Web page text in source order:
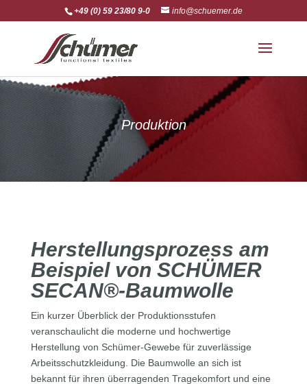
+49 (0) 59 23/80 9-0 info@schuemer.de
Produktion
Herstellungsprozess am
Beispiel von SCHÜMER
SECAN®-Baumwolle
Ein kurzer Überblick der Produktionsstufen
veranschaulicht die moderne und hochwertige
Herstellung von Schümer-Gewebe für zuverlässige
Arbeitsschutzkleidung. Die Baumwolle an sich ist
bekannt für ihren überragenden Tragekomfort und eine